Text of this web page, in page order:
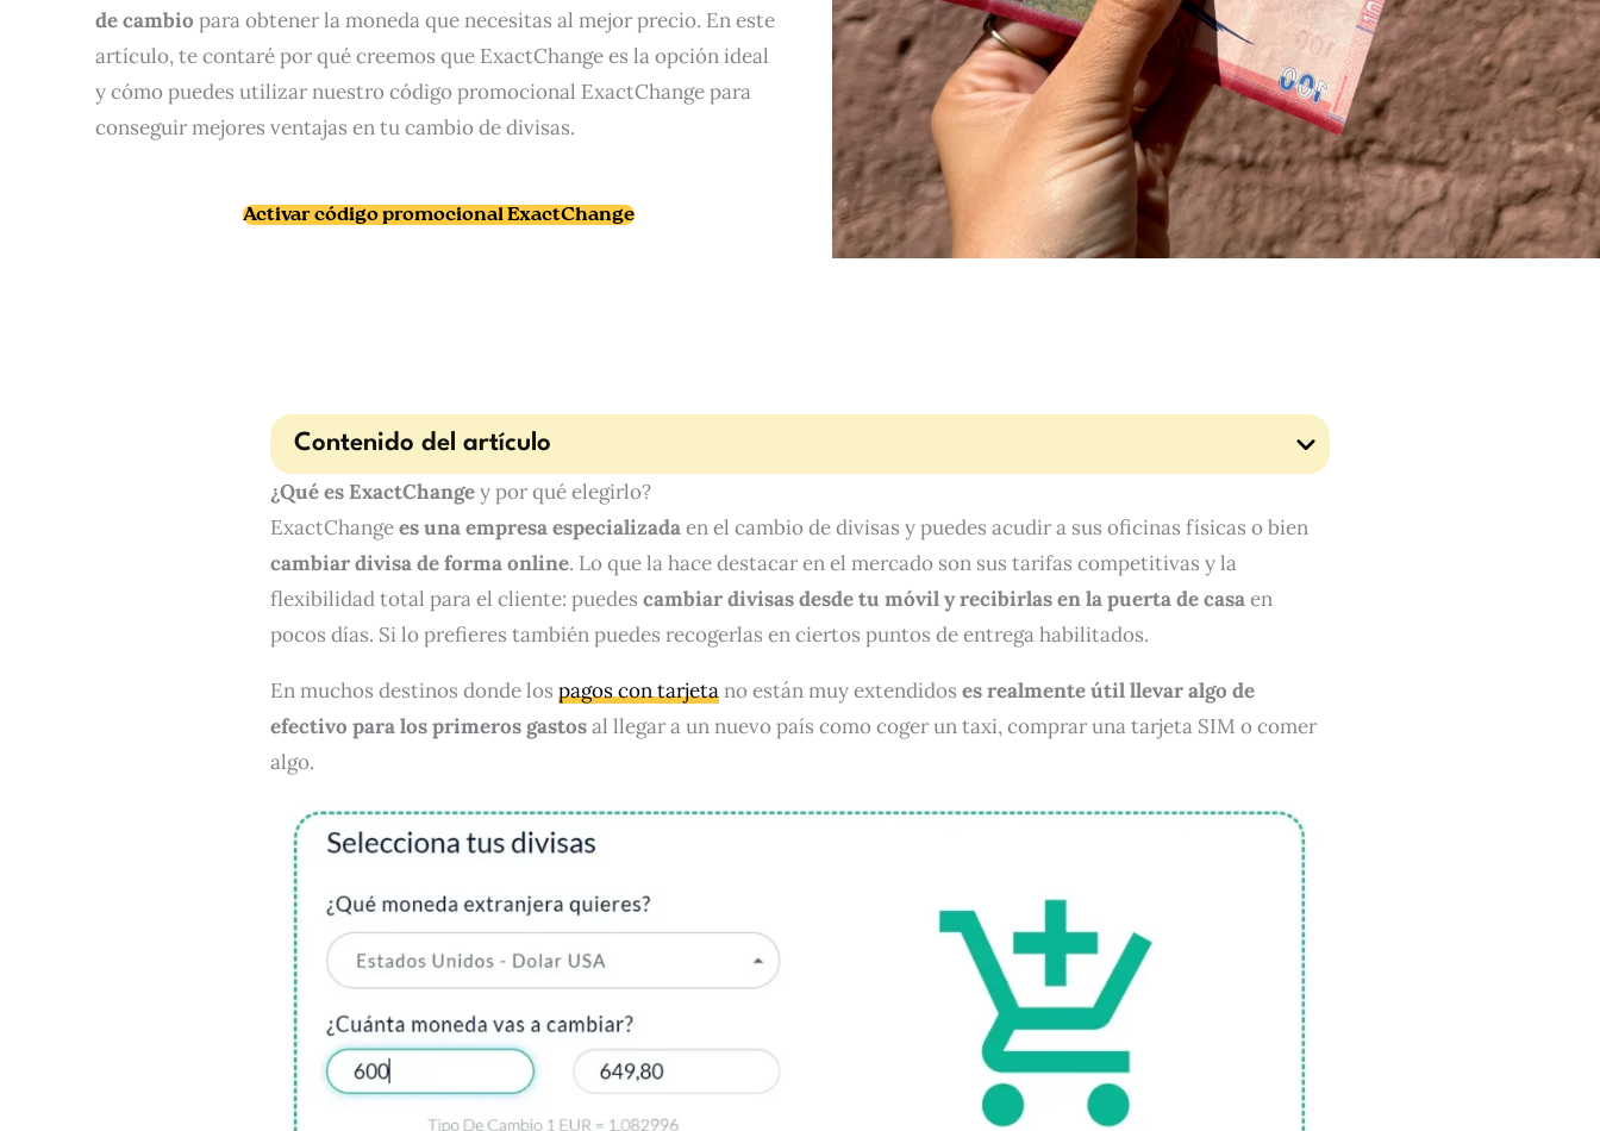
de cambio para obtener la moneda que necesitas al mejor precio. En este
artículo, te contaré por qué creemos que ExactChange es la opción ideal
y cómo puedes utilizar nuestro código promocional ExactChange para
conseguir mejores ventajas en tu cambio de divisas.
Activar código promocional ExactChange
Contenido del artículo
¿Qué es ExactChangey por qué elegirlo?
ExactChangees una empresa especializadaen el cambio de divisas y puedes acudir a sus oficinas físicas o bien
cambiar divisa de forma online. Lo que la hace destacar en el mercado son sus tarifas competitivas y la
flexibilidad total para el cliente: puedes cambiar divisas desde tu móvil y recibirlas en la puerta de casaen
pocos días. Si lo prefieres también puedes recogerlas en ciertos puntos de entrega habilitados.
En muchos destinos donde los pagos con tarjeta no están muy extendidos es realmente útil llevar algo de
efectivo para los primeros gastosal llegar a un nuevo país como coger un taxi, comprar una tarjeta SIM o comer
algo.